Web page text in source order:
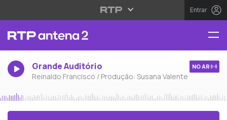
Entrar
Grande Auditório
Reinaldo Francisco / Produção: Susana Valente
NO AR